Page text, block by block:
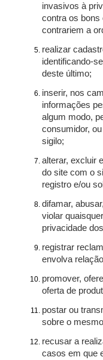
invasivos à
contra os bons
contrariem a
realizar
identificando-
deste último;
inserir, nos
informações
algum modo,
consumidor,
sigilo;
alterar, excluir
do site com o
registro e/ou
difamar,
violar
privacidade
registrar
envolva
promover,
oferta de
postar ou
sobre o
recusar a
casos em que